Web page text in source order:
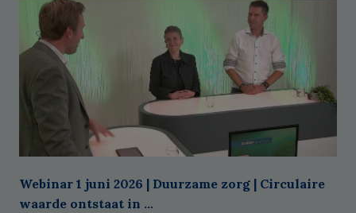
Webinar 1 juni 2026 | Duurzame zorg | Circulaire
waarde ontstaat in ...